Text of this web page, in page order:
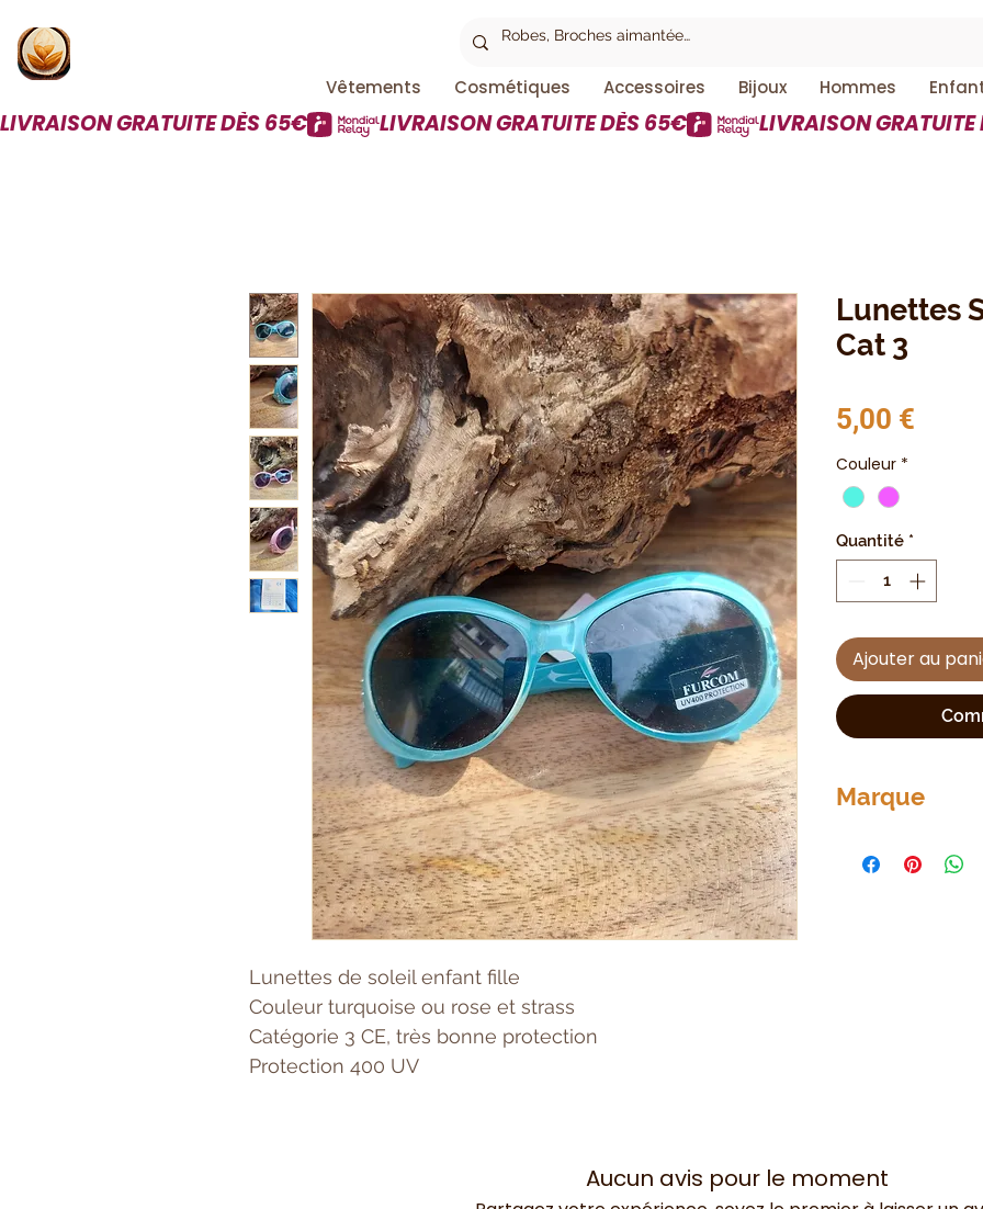
Vêtements Cosmétiques Accessoires Bijoux Hommes
LIVRAISON GRATUITE DÈS 65€
Lunettes de soleil enfant fille
Couleur turquoise ou rose et strass
Catégorie 3 CE, très bonne protection
Protection 400 UV
Lunettes
Cat 3
5,00 €
Couleur *
Quantité *
Ajouter au
Marque
Aucun avis pour le moment